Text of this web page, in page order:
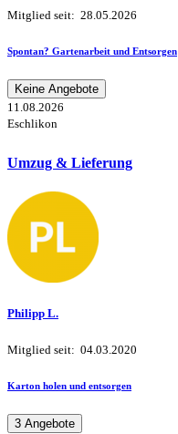
Mitglied seit: 28.05.2026
Spontan? Gartenarbeit und Entsorgen
Keine Angebote
11.08.2026
Eschlikon
Umzug & Lieferung
Philipp L.
Mitglied seit: 04.03.2020
Karton holen und entsorgen
3 Angebote